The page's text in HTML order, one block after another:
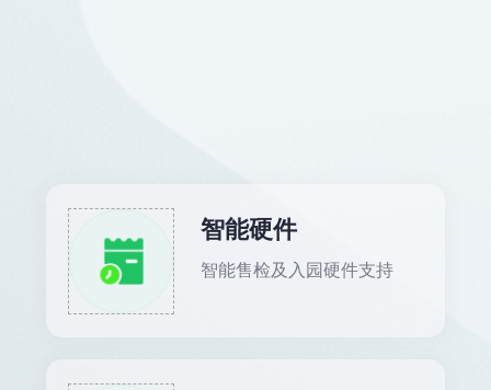
智能硬件
智能售检及入园硬件支持